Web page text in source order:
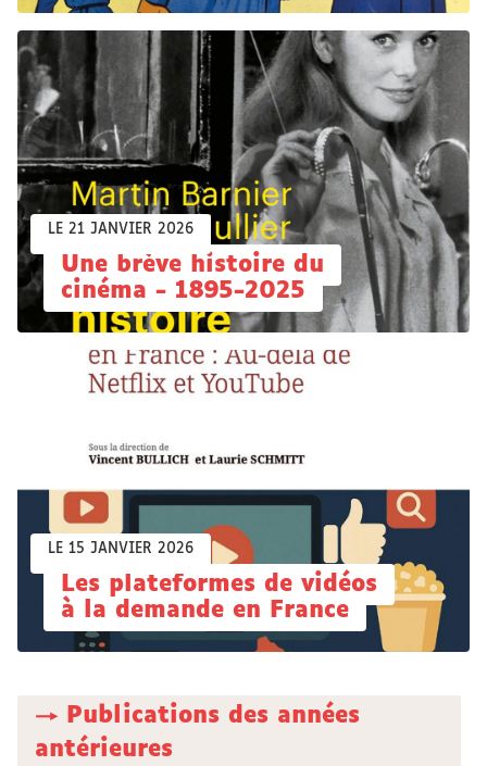
LE 21 JANVIER 2026
Une brève histoire du
cinéma - 1895-2025
LE 15 JANVIER 2026
Les plateformes de vidéos
à la demande en France
→ Publications des années
antérieures